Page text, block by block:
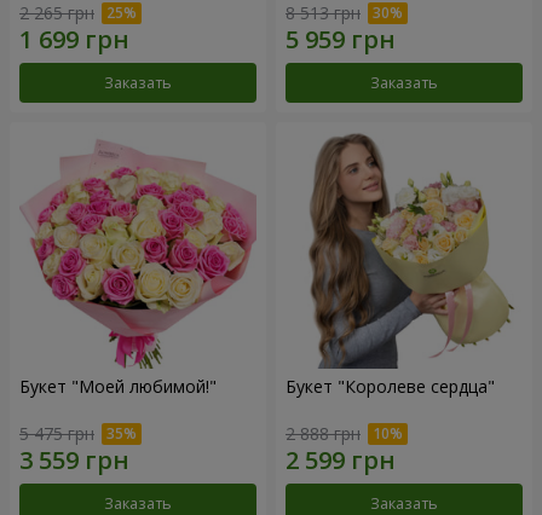
2 265 грн
Заказать
8 513 грн
Заказать
Букет "Моей любимой!"
5 475 грн
Заказать
Букет "Королеве сердца"
2 888 грн
Заказать